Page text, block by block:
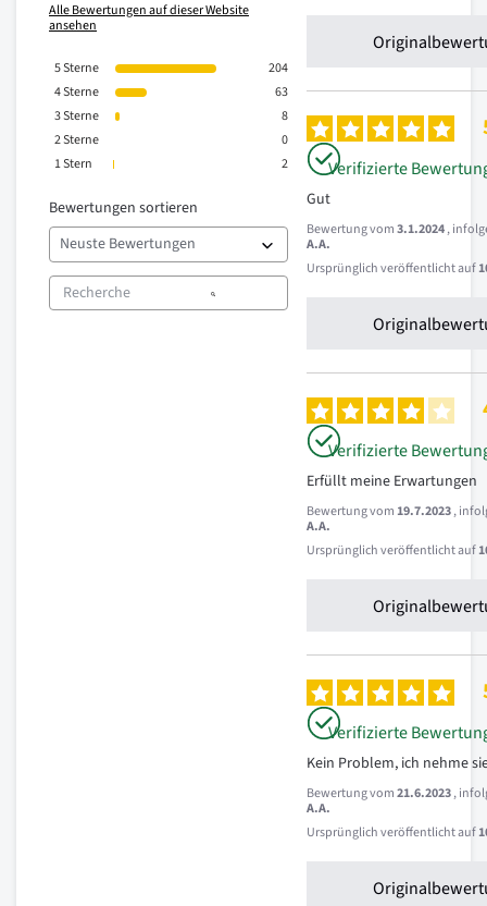
Alle Bewertungen auf dieser Website
ansehen
5Sterne
204
4Sterne
63
3Sterne
8
2Sterne
0
1Stern 2
Bewertungen sortieren
Verifizierte
Gut
Bewertung vom3.1.2024,
A.A.
Ursprünglich veröffentlicht auf
Verifizierte
Erfüllt meine Erwartungen
Bewertung vom19.7.2023,
A.A.
Ursprünglich veröffentlicht auf
Verifizierte
Kein Problem, ich nehme
Bewertung vom21.6.2023,
A.A.
Ursprünglich veröffentlicht auf